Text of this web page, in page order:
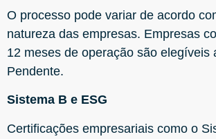
O processo pode variar de acordo
natureza das empresas. Empresas
12 meses de operação são elegíveis
Pendente.
Sistema B e ESG
Certificações empresariais como o